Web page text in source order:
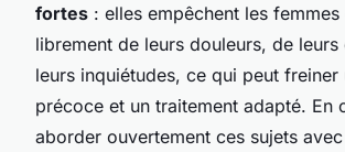
fortes : elles empêchent les
librement de leurs douleurs, de
leurs inquiétudes, ce qui peut
précoce et un traitement adapté. En
aborder ouvertement ces sujets